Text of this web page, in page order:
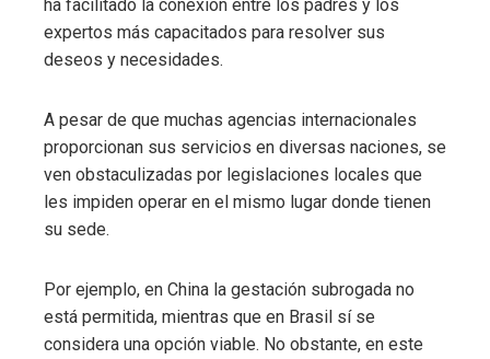
ha facilitado la conexión entre los padres y los
expertos más capacitados para resolver sus
deseos y necesidades.
A pesar de que muchas agencias internacionales
proporcionan sus servicios en diversas naciones, se
ven obstaculizadas por legislaciones locales que
les impiden operar en el mismo lugar donde tienen
su sede.
Por ejemplo, en China la gestación subrogada no
está permitida, mientras que en Brasil sí se
considera una opción viable. No obstante, en este